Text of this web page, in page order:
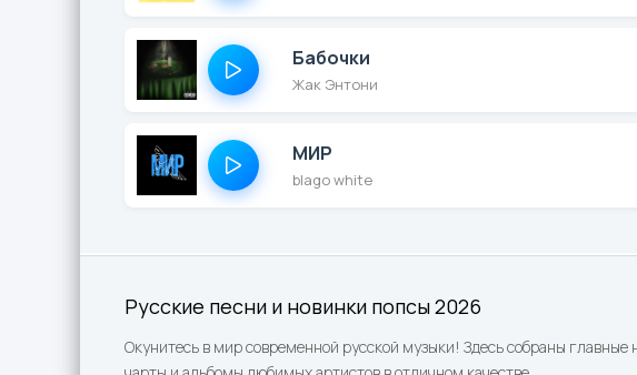
Русские песни и новинки попсы 2026
Окунитесь в мир современной русской музыки! Здесь собраны
Бабочки
Жак Энтони
МИР
blago white